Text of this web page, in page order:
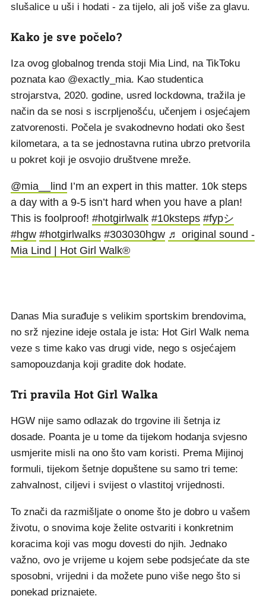
slušalice u uši i hodati - za tijelo, ali još više za glavu.
Kako je sve počelo?
Iza ovog globalnog trenda stoji Mia Lind, na TikToku
poznata kao @exactly_mia. Kao studentica
strojarstva, 2020. godine, usred lockdowna, tražila je
način da se nosi s iscrpljenošću, učenjem i osjećajem
zatvorenosti. Počela je svakodnevno hodati oko šest
kilometara, a ta se jednostavna rutina ubrzo pretvorila
u pokret koji je osvojio društvene mreže.
@mia__lind I’m an expert in this matter. 10k steps
a day with a 9-5 isn’t hard when you have a plan!
This is foolproof! #hotgirlwalk #10ksteps #fypシ
#hgw #hotgirlwalks #303030hgw ♬ original sound -
Mia Lind | Hot Girl Walk®
Danas Mia surađuje s velikim sportskim brendovima,
no srž njezine ideje ostala je ista: Hot Girl Walk nema
veze s time kako vas drugi vide, nego s osjećajem
samopouzdanja koji gradite dok hodate.
Tri pravila Hot Girl Walka
HGW nije samo odlazak do trgovine ili šetnja iz
dosade. Poanta je u tome da tijekom hodanja svjesno
usmjerite misli na ono što vam koristi. Prema Mijinoj
formuli, tijekom šetnje dopuštene su samo tri teme:
zahvalnost, ciljevi i svijest o vlastitoj vrijednosti.
To znači da razmišljate o onome što je dobro u vašem
životu, o snovima koje želite ostvariti i konkretnim
koracima koji vas mogu dovesti do njih. Jednako
važno, ovo je vrijeme u kojem sebe podsjećate da ste
sposobni, vrijedni i da možete puno više nego što si
ponekad priznajete.